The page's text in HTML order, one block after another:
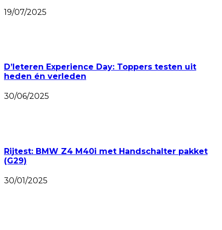
19/07/2025
D’Ieteren Experience Day: Toppers testen uit
heden én verleden
30/06/2025
Rijtest: BMW Z4 M40i met Handschalter pakket
(G29)
30/01/2025